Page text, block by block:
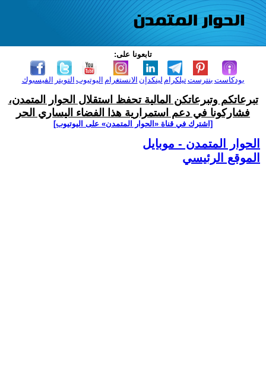
تابعونا على:
الفيسبوك التويتر اليوتيوب الانستغرام لينكدإن تيلكرامبنترست بودكاست
تبرعاتكم وتبرعاتكن المالية تحفظ استقلال الحوار المتمدن،
فشاركونا في دعم استمرارية هذا الفضاء اليساري الحر
[اشترك في قناة ‫«الحوار المتمدن» على اليوتيوب]
الحوار المتمدن - موبايل
الموقع الرئيسي